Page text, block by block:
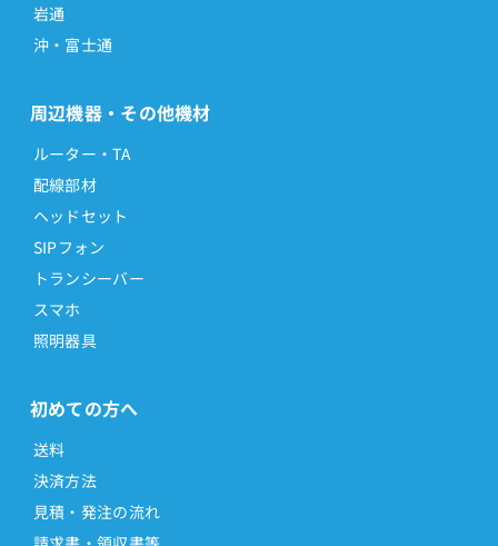
岩通
沖・富士通
周辺機器・その他機材
ルーター・TA
配線部材
ヘッドセット
SIPフォン
トランシーバー
スマホ
照明器具
初めての方へ
送料
決済方法
見積・発注の流れ